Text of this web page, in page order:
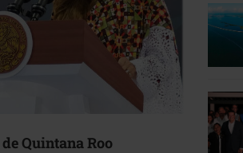
Quintana Roo